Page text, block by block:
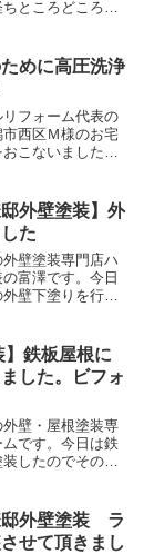
ところどころ傷
めに高圧洗浄
フォーム代表の
西区Ｍ様のお宅
こないました。
剥がれてしまうの
高圧...
外壁塗装】外
た
壁塗装専門店ハ
富澤です。今日
壁下塗りを行い
とに、大きな腐
能で...
】鉄板屋根に
した。ビフォ
壁・屋根塗装専
です。今日は鉄
したのでその様
錆が出始めてい
穴が...
邸外壁塗装 ラ
せて頂きまし